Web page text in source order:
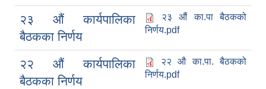
२३ औं कार्यपालिका
बैठकका निर्णय
२३ औं का.पा बैठकको
निर्णय.pdf
२२ औं कार्यपालिका
बैठकका निर्णय
२२ औ का.पा. बैठकको
निर्णय.pdf